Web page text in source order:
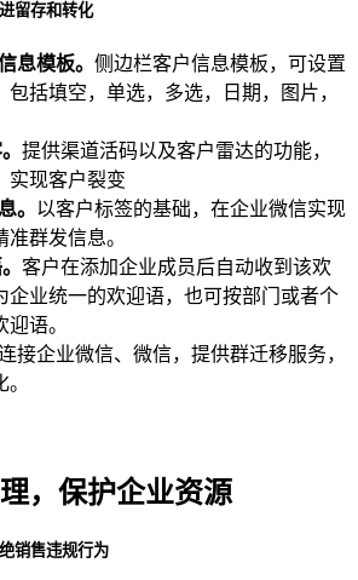
留存和转化
息模板。 侧边栏客户信息模板，可设置
包括填空，单选，多选，日期，图片，
提供渠道活码以及客户雷达的功能，
实现客户裂变
。 以客户标签的基础，在企业微信实现
群发信息。
客户在添加企业成员后自动收到该欢
企业统一的欢迎语，也可按部门或者个
语。
接企业微信、微信，提供群迁移服务，
，保护企业资源
销售违规行为